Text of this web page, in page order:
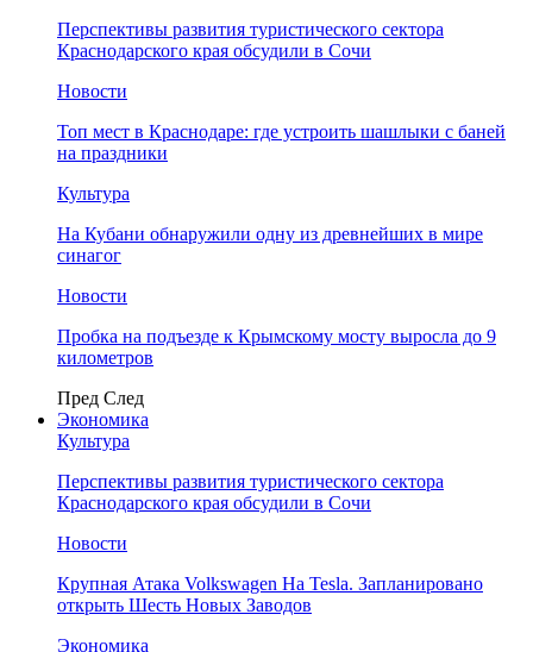
Перспективы развития туристического сектора
Краснодарского края обсудили в Сочи
Новости
Топ мест в Краснодаре: где устроить шашлыки с баней
на праздники
Культура
На Кубани обнаружили одну из древнейших в мире
синагог
Новости
Пробка на подъезде к Крымскому мосту выросла до 9
километров
Пред След
Экономика
Культура
Перспективы развития туристического сектора
Краснодарского края обсудили в Сочи
Новости
Крупная Атака Volkswagen На Tesla. Запланировано
открыть Шесть Новых Заводов
Экономика